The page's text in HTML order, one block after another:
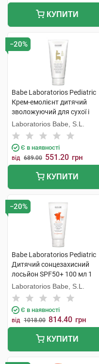
КУПИТИ
−20%
Babe Laboratorios Pediatric
Крем-емолієнт дитячий
зволожуючий для сухої і
атопічної шкіри 200 мл 1
туба
Laboratorios Babe, S.L.
Є в наявності
від 689.00 551.20 грн
КУПИТИ
−20%
Babe Laboratorios Pediatric
Дитячий сонцезахисний
лосьйон SPF50+ 100 мл 1
флакон
Laboratorios Babe, S.L.
Є в наявності
від 1018.00 814.40 грн
КУПИТИ